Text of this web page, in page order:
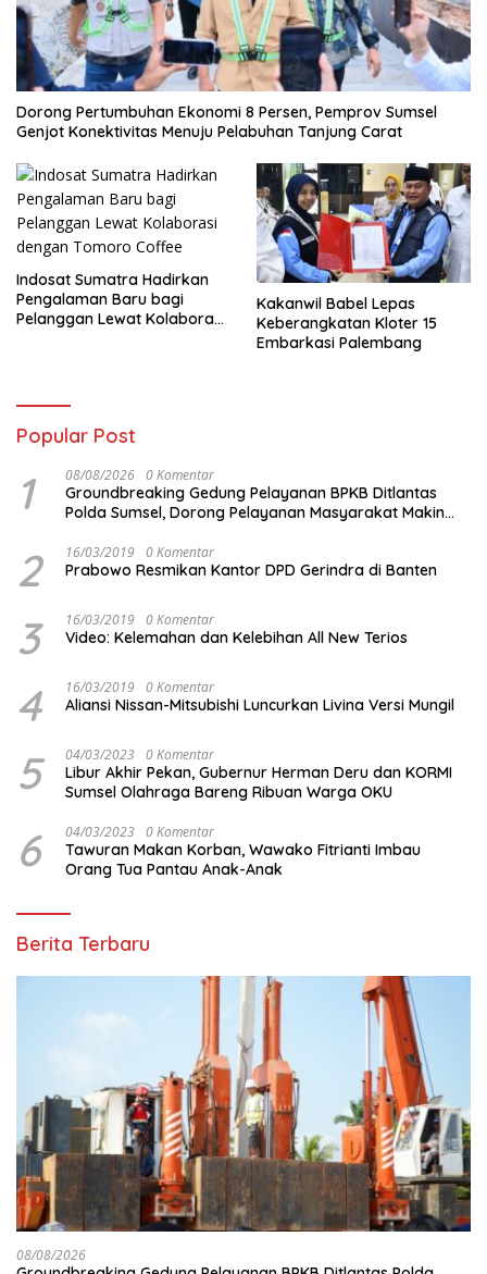
Dorong Pertumbuhan Ekonomi 8 Persen, Pemprov Sumsel
Genjot Konektivitas Menuju Pelabuhan Tanjung Carat
Indosat Sumatra Hadirkan
Pengalaman Baru bagi
Pelanggan Lewat Kolaborasi
Kakanwil Babel Lepas
Keberangkatan Kloter 15
Embarkasi Palembang
Popular Post
1 08/08/2026 0 Komentar
Groundbreaking Gedung Pelayanan BPKB Ditlantas
Polda Sumsel, Dorong Pelayanan Masyarakat Makin
2 16/03/2019 0 Komentar
Prabowo Resmikan Kantor DPD Gerindra di Banten
3 16/03/2019 0 Komentar
Video: Kelemahan dan Kelebihan All New Terios
4 16/03/2019 0 Komentar
Aliansi Nissan-Mitsubishi Luncurkan Livina Versi Mungil
5 04/03/2023 0 Komentar
Libur Akhir Pekan, Gubernur Herman Deru dan KORMI
Sumsel Olahraga Bareng Ribuan Warga OKU
6 04/03/2023 0 Komentar
Tawuran Makan Korban, Wawako Fitrianti Imbau
Orang Tua Pantau Anak-Anak
Berita Terbaru
08/08/2026